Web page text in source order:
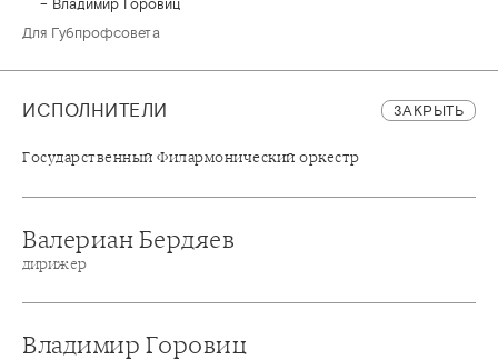
Для Губпрофсовета
ИСПОЛНИТЕЛИ ЗАКРЫТЬ
Государственный Филармонический оркестр
Валериан Бердяев
дирижер
Владимир Горовиц